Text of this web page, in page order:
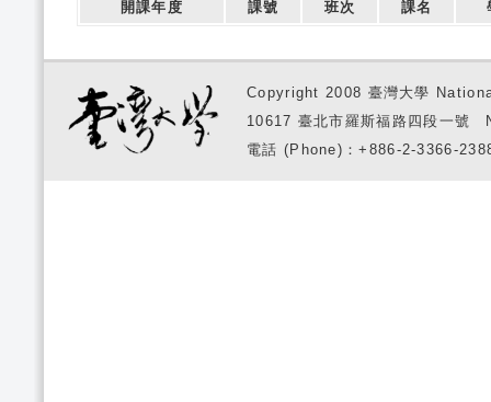
開課年度 課號 班次 課名
Copyright 2008 臺灣大學
10617 臺北市羅斯福路四段一
電話 (Phone)：+886-2-3366-